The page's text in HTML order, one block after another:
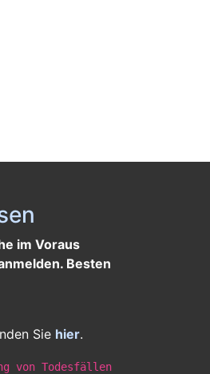
im Voraus
Besten
Sie hier.
von Todesfällen